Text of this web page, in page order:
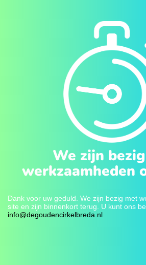
We zijn
werkzaamheden
Dank voor uw geduld. We zijn bezig met
site en zijn binnenkort terug. U kunt ons
info@degoudencirkelbreda.nl